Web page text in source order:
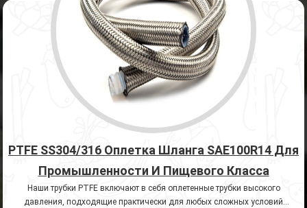
PTFE SS304/316 Оплетка Шланга SAE100R14 Для
Промышленности И Пищевого Класса
Наши трубки PTFE включают в себя оплетенные трубки высокого
давления, подходящие практически для любых сложных условий